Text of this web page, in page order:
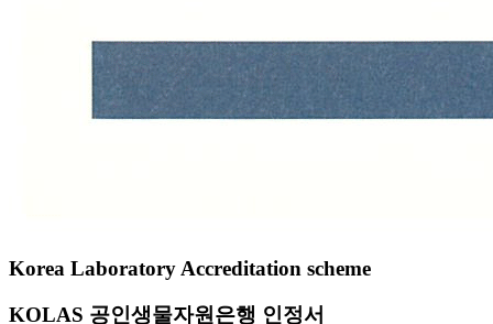
Korea Laboratory Accreditation scheme
KOLAS 공인생물자원은행 인정서